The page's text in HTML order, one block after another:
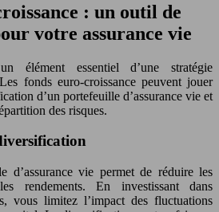
: un outil de
votre assurance vie
élément essentiel d’une stratégie
fonds euro-croissance peuvent jouer
d’un portefeuille d’assurance vie et
des risques.
d’assurance vie permet de réduire les
rendements. En investissant dans
vous limitez l’impact des fluctuations